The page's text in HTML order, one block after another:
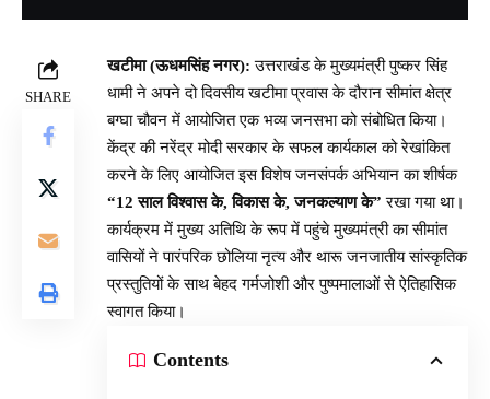
SHARE
खटीमा (ऊधमसिंह नगर): उत्तराखंड के मुख्यमंत्री पुष्कर सिंह
धामी ने अपने दो दिवसीय खटीमा प्रवास के दौरान सीमांत क्षेत्र
बग्घा चौवन में आयोजित एक भव्य जनसभा को संबोधित किया।
केंद्र की नरेंद्र मोदी सरकार के सफल कार्यकाल को रेखांकित
करने के लिए आयोजित इस विशेष जनसंपर्क अभियान का शीर्षक
“12 साल विश्वास के, विकास के, जनकल्याण के” रखा गया था।
कार्यक्रम में मुख्य अतिथि के रूप में पहुंचे मुख्यमंत्री का सीमांत
वासियों ने पारंपरिक छोलिया नृत्य और थारू जनजातीय सांस्कृतिक
प्रस्तुतियों के साथ बेहद गर्मजोशी और पुष्पमालाओं से ऐतिहासिक
स्वागत किया।
Contents